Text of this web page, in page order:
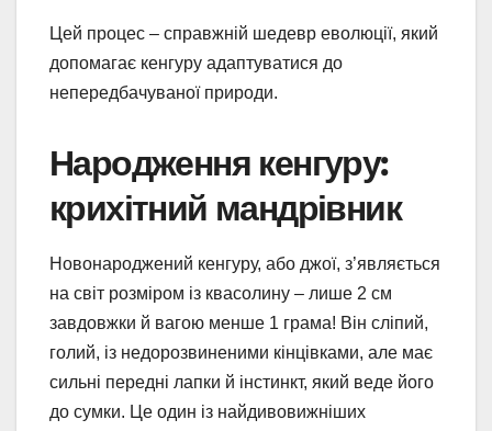
Цей процес – справжній шедевр еволюції, який
допомагає кенгуру адаптуватися до
непередбачуваної природи.
Народження кенгуру:
крихітний мандрівник
Новонароджений кенгуру, або джої, з’являється
на світ розміром із квасолину – лише 2 см
завдовжки й вагою менше 1 грама! Він сліпий,
голий, із недорозвиненими кінцівками, але має
сильні передні лапки й інстинкт, який веде його
до сумки. Це один із найдивовижніших